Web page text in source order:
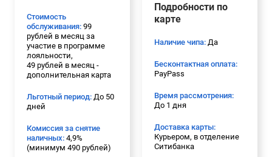
Стоимость
обслуживания: 99
рублей в месяц за
участие в программе
лояльности,
49 рублей в месяц -
дополнительная карта
Льготный период: До 50
дней
Комиссия за снятие
наличных: 4,9%
(минимум 490 рублей)
Подробности по
карте
Наличие чипа: Да
Бесконтактная оплата:
PayPass
Время рассмотрения:
До 1 дня
Доставка карты:
Курьером, в отделение
Ситибанка